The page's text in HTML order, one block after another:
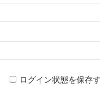
ログイン状態を保存